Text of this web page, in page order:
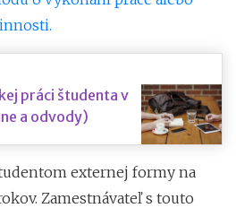
práci študenta v
a odvody)
externej formy na
Zamestnávateľ s touto